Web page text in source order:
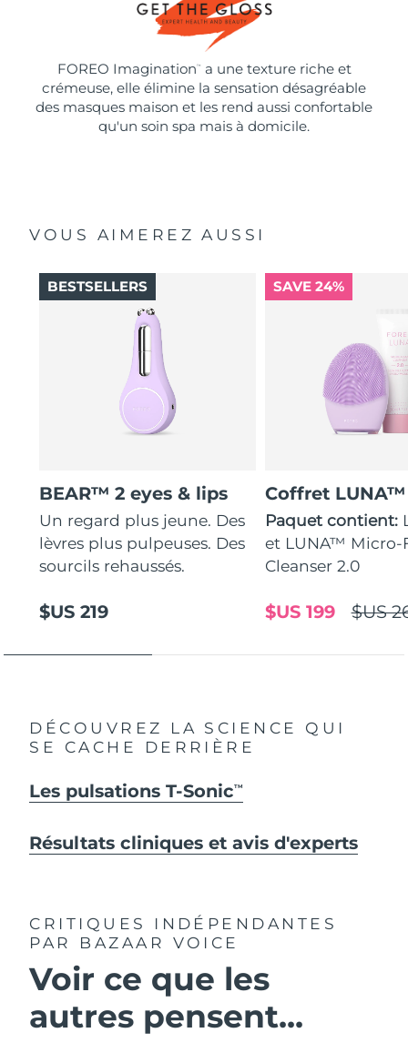
FOREO Imagination ™
a une texture riche et
crémeuse, elle élimine la sensation désagréable
des masques maison et les rend aussi confortable
qu'un soin spa mais à domicile.
VOUS AIMEREZ AUSSI
BEAR™ 2 eyes & lips
Un regard plus jeune. Des
lèvres plus pulpeuses. Des
sourcils rehaussés.
$US 219
BESTSELLERS SAVE 24%
Coffret
Paquet contient:
et LUNA™ Micro-
Cleanser 2.0
$US
$US 199
DÉCOUVREZ LA SCIENCE QUI
SE CACHE DERRIÈRE
Les pulsations T-SonicTM
Résultats cliniques et avis d'experts
CRITIQUES INDÉPENDANTES
PAR BAZAAR VOICE
Voir ce que les
autres pensent...